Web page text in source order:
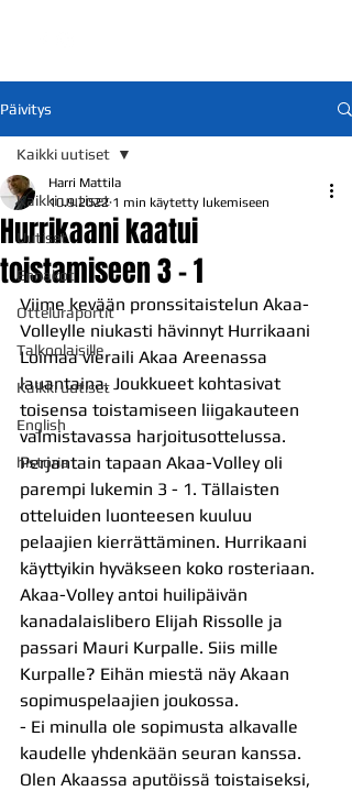
Päivitys
Kaikki uutiset
Uutiset
Ennakot
Otteluraportit
Talkoolaisille
Kaikki uutiset
English
historia
Kaikki uutiset
Hurrikaani kaatui
toistamiseen 3 - 1
Harri Mattila
10.9.2022 1 min käytetty lukemiseen
Viime kevään pronssitaistelun Akaa-
Volleylle niukasti hävinnyt Hurrikaani
Loimaa vieraili Akaa Areenassa
lauantaina. Joukkueet kohtasivat
toisensa toistamiseen liigakauteen
valmistavassa harjoitusottelussa.
Perjantain tapaan Akaa-Volley oli
parempi lukemin 3 - 1. Tällaisten
otteluiden luonteesen kuuluu
pelaajien kierrättäminen. Hurrikaani
käyttyikin hyväkseen koko rosteriaan.
Akaa-Volley antoi huilipäivän
kanadalaislibero Elijah Rissolle ja
passari Mauri Kurpalle. Siis mille
Kurpalle? Eihän miestä näy Akaan
sopimuspelaajien joukossa.
- Ei minulla ole sopimusta alkavalle
kaudelle yhdenkään seuran kanssa.
Olen Akaassa aputöissä toistaiseksi,